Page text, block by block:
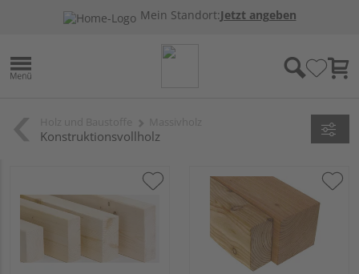
Mein Standort:Jetzt angeben
Konstruktionsvollholz